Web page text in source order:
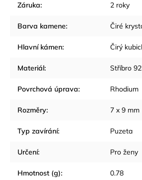
Záruka: 2 roky
Barva kamene: Čiré
Hlavní kámen: Čirý
Materiál: Stříbro
Povrchová úprava: Rhodium
Rozměry: 7 x 9 mm
Typ zavírání: Puzeta
Určení: Pro ženy
Hmotnost (g): 0.78